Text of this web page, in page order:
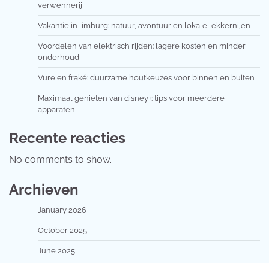
verwennerij
Vakantie in limburg: natuur, avontuur en lokale lekkernijen
Voordelen van elektrisch rijden: lagere kosten en minder
onderhoud
Vure en fraké: duurzame houtkeuzes voor binnen en buiten
Maximaal genieten van disney+: tips voor meerdere
apparaten
Recente reacties
No comments to show.
Archieven
January 2026
October 2025
June 2025